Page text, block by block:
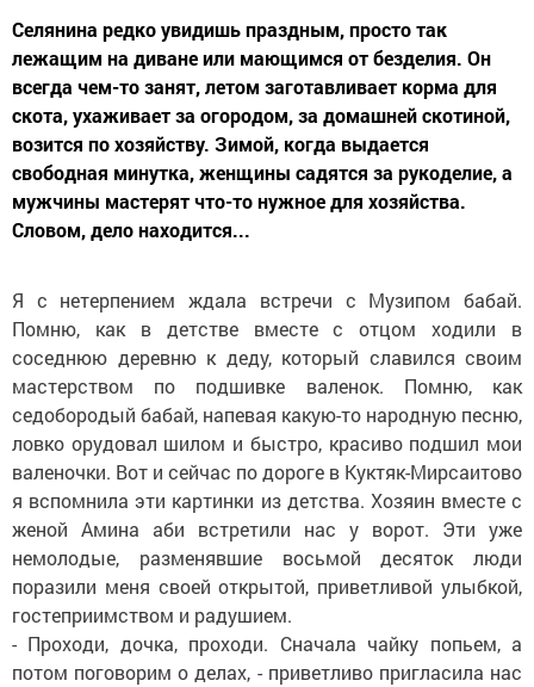
Селянина редко увидишь праздным, просто так
лежащим на диване или мающимся от безделия. Он
всегда чем-то занят, летом заготавливает корма для
скота, ухаживает за огородом, за домашней скотиной,
возится по хозяйству. Зимой, когда выдается
свободная минутка, женщины садятся за рукоделие, а
мужчины мастерят что-то нужное для хозяйства.
Словом, дело находится...
Я с нетерпением ждала встречи с Музипом бабай.
Помню, как в детстве вместе с отцом ходили в
соседнюю деревню к деду, который славился своим
мастерством по подшивке валенок. Помню, как
седобородый бабай, напевая какую-то народную песню,
ловко орудовал шилом и быстро, красиво подшил мои
валеночки. Вот и сейчас по дороге в Куктяк-Мирсаитово
я вспомнила эти картинки из детства. Хозяин вместе с
женой Амина аби встретили нас у ворот. Эти уже
немолодые, разменявшие восьмой десяток люди
поразили меня своей открытой, приветливой улыбкой,
гостеприимством и радушием.
- Проходи, дочка, проходи. Сначала чайку попьем, а
потом поговорим о делах, - приветливо пригласила нас